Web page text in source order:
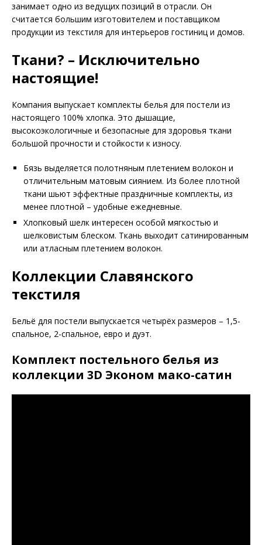
занимает одно из ведущих позиций в отрасли. Он
считается большим изготовителем и поставщиком
продукции из текстиля для интерьеров гостиниц и домов.
Ткани? – Исключительно
настоящие!
Компания выпускает комплекты белья для постели из
настоящего 100% хлопка. Это дышащие,
высокоэкологичные и безопасные для здоровья ткани
большой прочности и стойкости к износу.
Бязь выделяется полотняным плетением волокон и
отличительным матовым сиянием. Из более плотной
ткани шьют эффектные праздничные комплекты, из
менее плотной – удобные ежедневные.
Хлопковый шелк интересен особой мягкостью и
шелковистым блеском. Ткань выходит сатинированным
или атласным плетением волокон.
Коллекции Славянского
текстиля
Бельё для постели выпускается четырёх размеров – 1,5-
спальное, 2-спальное, евро и дуэт.
Комплект постельного белья из
коллекции 3D Эконом мако-сатин